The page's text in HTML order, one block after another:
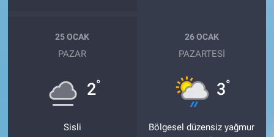
25 OCAK
PAZAR
2°
Sisli
26 OCAK
PAZARTESI
3°
Bölgesel düzensiz yağmur